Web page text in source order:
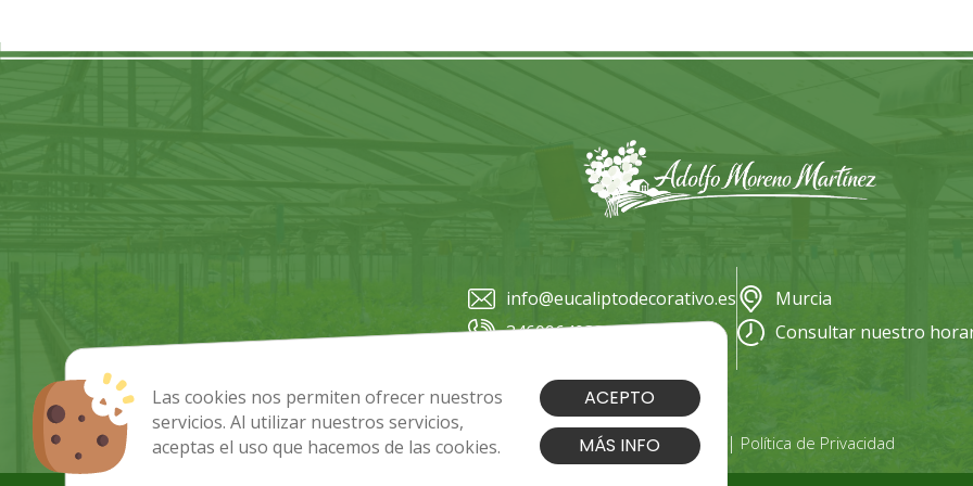
Las cookies nos permiten ofrecer nuestros
servicios. Al utilizar nuestros servicios,
aceptas el uso que hacemos de las cookies.
ACEPTO
MÁS INFO
info@eucaliptodecorativo.es
34609640338
Murcia
Consultar nuestro
Cookies|Aviso Legal | Política de Privacidad